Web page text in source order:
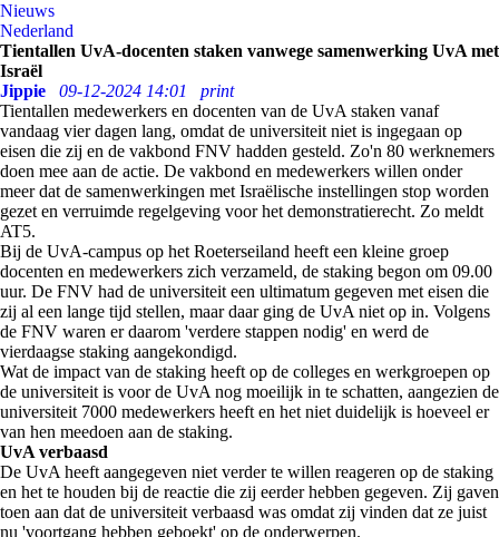
Nieuws
Nederland
Tientallen UvA-docenten staken vanwege samenwerking UvA met
Israël
Jippie
09-12-2024 14:01
print
Tientallen medewerkers en docenten van de UvA staken vanaf
vandaag vier dagen lang, omdat de universiteit niet is ingegaan op
eisen die zij en de vakbond FNV hadden gesteld. Zo'n 80 werknemers
doen mee aan de actie. De vakbond en medewerkers willen onder
meer dat de samenwerkingen met Israëlische instellingen stop worden
gezet en verruimde regelgeving voor het demonstratierecht. Zo meldt
AT5.
Bij de UvA-campus op het Roeterseiland heeft een kleine groep
docenten en medewerkers zich verzameld, de staking begon om 09.00
uur. De FNV had de universiteit een ultimatum gegeven met eisen die
zij al een lange tijd stellen, maar daar ging de UvA niet op in. Volgens
de FNV waren er daarom 'verdere stappen nodig' en werd de
vierdaagse staking aangekondigd.
Wat de impact van de staking heeft op de colleges en werkgroepen op
de universiteit is voor de UvA nog moeilijk in te schatten, aangezien de
universiteit 7000 medewerkers heeft en het niet duidelijk is hoeveel er
van hen meedoen aan de staking.
UvA verbaasd
De UvA heeft aangegeven niet verder te willen reageren op de staking
en het te houden bij de reactie die zij eerder hebben gegeven. Zij gaven
toen aan dat de universiteit verbaasd was omdat zij vinden dat ze juist
nu 'voortgang hebben geboekt' op de onderwerpen.